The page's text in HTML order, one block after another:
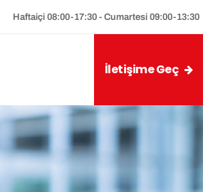
Haftaiçi 08:00-17:30 - Cumartesi 09:00-13:30
İletişime Geç